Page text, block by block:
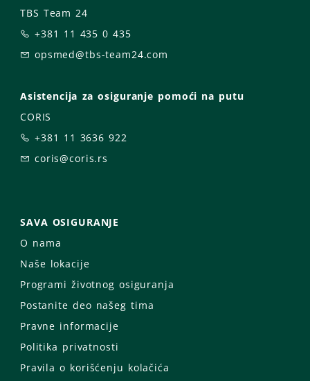
TBS Team 24
+381 11 435 0 435
opsmed@tbs-team24.com
Asistencija za osiguranje pomoći na putu
CORIS
+381 11 3636 922
coris@coris.rs
SAVA OSIGURANJE
O nama
Naše lokacije
Programi životnog osiguranja
Postanite deo našeg tima
Pravne informacije
Politika privatnosti
Pravila o korišćenju kolačića